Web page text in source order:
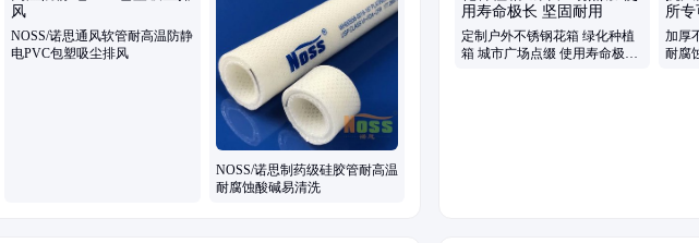
NOSS/诺思通风软管耐高温防静
电PVC包塑吸尘排风
NOSS/诺思制药级硅胶管耐高温
耐腐蚀酸碱易清洗
钢花槽、不锈钢花钵、不锈钢花盆
定制户外不锈钢花箱 绿化种植
箱 城市广场点缀 使用寿命极长
加厚
耐腐